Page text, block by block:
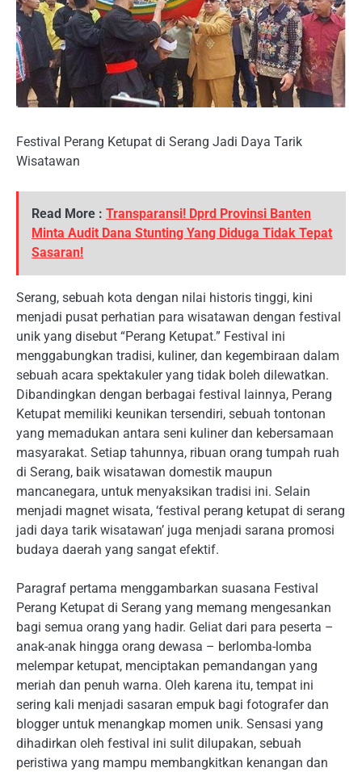
Festival Perang Ketupat di Serang Jadi Daya Tarik
Wisatawan
Read More :Transparansi! Dprd Provinsi Banten
Minta Audit Dana Stunting Yang Diduga Tidak Tepat
Sasaran!
Serang, sebuah kota dengan nilai historis tinggi, kini
menjadi pusat perhatian para wisatawan dengan festival
unik yang disebut “Perang Ketupat.” Festival ini
menggabungkan tradisi, kuliner, dan kegembiraan dalam
sebuah acara spektakuler yang tidak boleh dilewatkan.
Dibandingkan dengan berbagai festival lainnya, Perang
Ketupat memiliki keunikan tersendiri, sebuah tontonan
yang memadukan antara seni kuliner dan kebersamaan
masyarakat. Setiap tahunnya, ribuan orang tumpah ruah
di Serang, baik wisatawan domestik maupun
mancanegara, untuk menyaksikan tradisi ini. Selain
menjadi magnet wisata, ‘festival perang ketupat di serang
jadi daya tarik wisatawan’ juga menjadi sarana promosi
budaya daerah yang sangat efektif.
Paragraf pertama menggambarkan suasana Festival
Perang Ketupat di Serang yang memang mengesankan
bagi semua orang yang hadir. Geliat dari para peserta –
anak-anak hingga orang dewasa – berlomba-lomba
melempar ketupat, menciptakan pemandangan yang
meriah dan penuh warna. Oleh karena itu, tempat ini
sering kali menjadi sasaran empuk bagi fotografer dan
blogger untuk menangkap momen unik. Sensasi yang
dihadirkan oleh festival ini sulit dilupakan, sebuah
peristiwa yang mampu membangkitkan kenangan dan